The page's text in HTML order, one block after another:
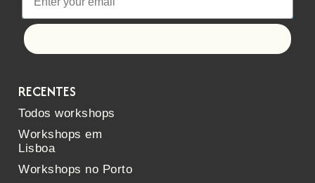
RECENTES
Todos workshops
Workshops em
Lisboa
Workshops no Porto